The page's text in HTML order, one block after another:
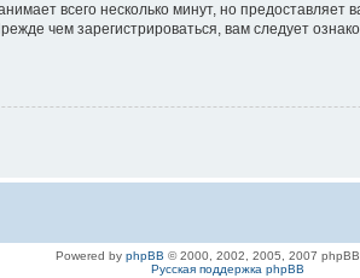
всего несколько минут, но
чем зарегистрироваться, вам следует
Powered by phpBB © 2000, 2002, 2005, 2007
Русская поддержка phpBB